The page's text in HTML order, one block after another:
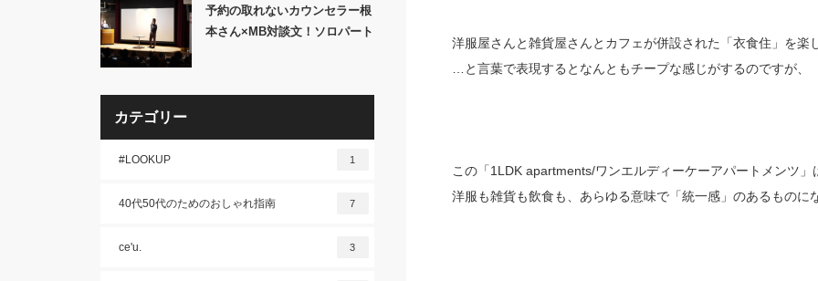
洋服屋さんと雑貨屋さんとカフェが併設された「衣食住」を楽
…と言葉で表現するとなんともチープな感じがするのですが、
この「1LDK apartments/ワンエルディーケーアパートメンツ」
洋服も雑貨も飲食も、あらゆる意味で「統一感」のあるものに
予約の取れないカウンセラー根
本さん×MB対談文！ソロパート
カテゴリー
#LOOKUP 1
40代50代のためのおしゃれ指南 7
ce'u. 3